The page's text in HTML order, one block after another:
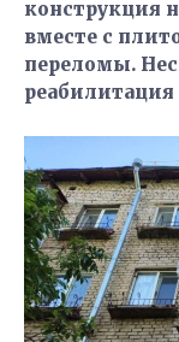
конструкция
вместе с
переломы.